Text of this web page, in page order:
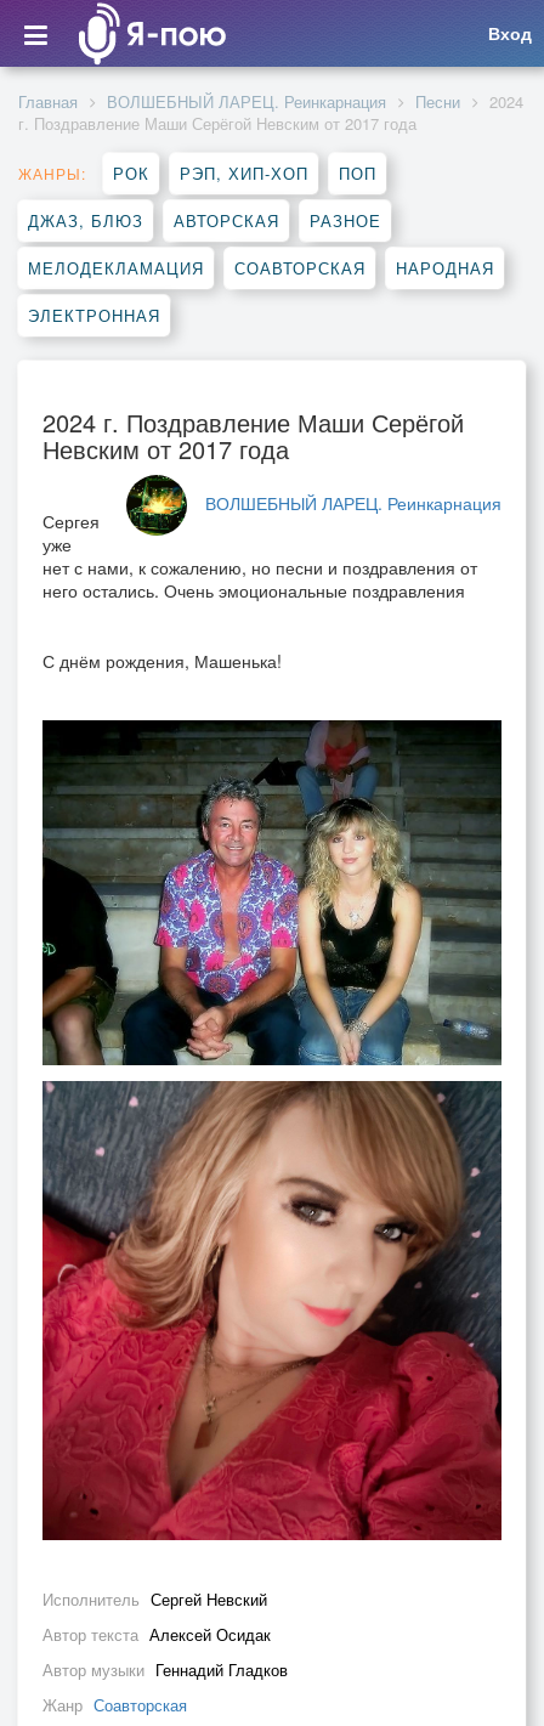
Вход
Главная ВОЛШЕБНЫЙ ЛАРЕЦ. Реинкарнация Песни
2024
г. Поздравление Маши Серёгой Невским от 2017 года
ЖАНРЫ: РОК РЭП, ХИП-ХОП ПОП
ДЖАЗ, БЛЮЗ АВТОРСКАЯ РАЗНОЕ
МЕЛОДЕКЛАМАЦИЯ СОАВТОРСКАЯ НАРОДНАЯ
ЭЛЕКТРОННАЯ
2024 г. Поздравление Маши Серёгой
Невским от 2017 года
ВОЛШЕБНЫЙ ЛАРЕЦ. Реинкарнация
Сергея
уже
нет с нами, к сожалению, но песни и поздравления от
него остались. Очень эмоциональные поздравления
С днём рождения, Машенька!
Исполнитель Сергей Невский
Автор текста Алексей Осидак
Автор музыки Геннадий Гладков
Жанр Соавторская